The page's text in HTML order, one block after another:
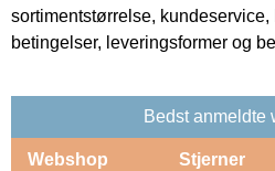
sortimentstørrelse,
betingelser, leveringsformer og
Bedst anmeldte
Webshop Stjerner